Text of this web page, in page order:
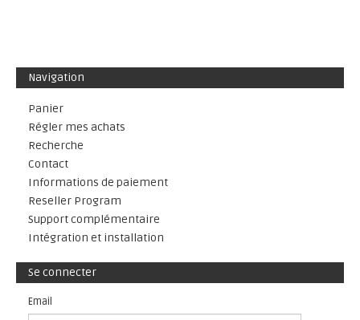
Navigation
Panier
Régler mes achats
Recherche
Contact
Informations de paiement
Reseller Program
Support complémentaire
Intégration et installation
Se connecter
Email